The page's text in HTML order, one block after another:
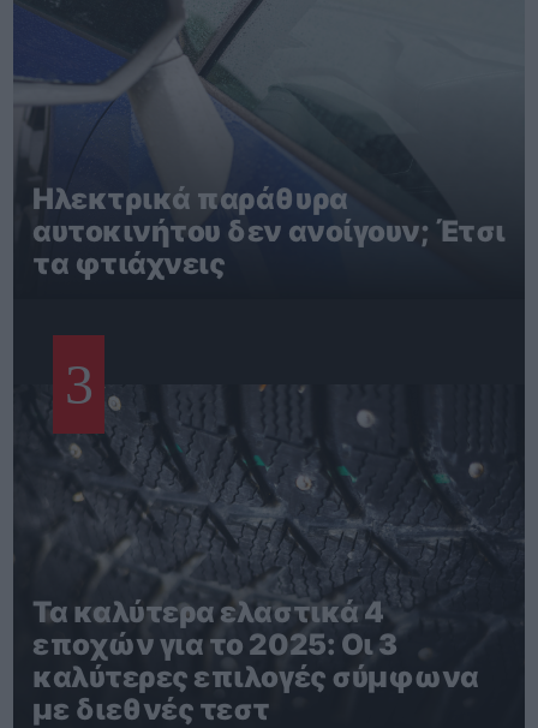
Ηλεκτρικά παράθυρα
αυτοκινήτου δεν ανοίγουν; Έτσι
τα φτιάχνεις
3
Τα καλύτερα ελαστικά 4
εποχών για το 2025: Οι 3
καλύτερες επιλογές σύμφωνα
με διεθνές τεστ